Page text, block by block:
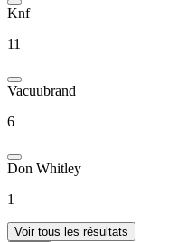
Knf
11
Vacuubrand
6
Don Whitley
1
Voir tous les résultats